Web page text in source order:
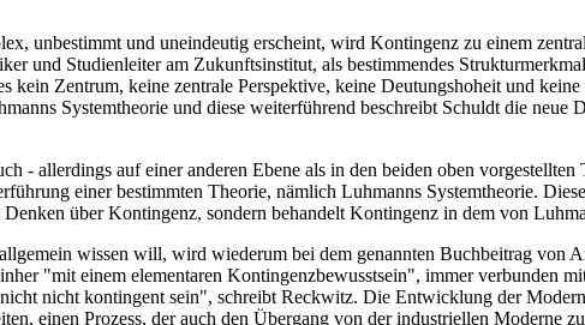
unbestimmt und uneindeutig erscheint, wird Kontingenz zu einem
und Studienleiter am Zukunftsinstitut, als bestimmendes
kein Zentrum, keine zentrale Perspektive, keine Deutungshoheit und
Systemtheorie und diese weiterführend beschreibt Schuldt die neue
- allerdings auf einer anderen Ebene als in den beiden oben
einer bestimmten Theorie, nämlich Luhmanns Systemtheorie.
über Kontingenz, sondern behandelt Kontingenz in dem von
wissen will, wird wiederum bei dem genannten Buchbeitrag von
"mit einem elementaren Kontingenzbewusstsein", immer verbunden
nicht kontingent sein", schreibt Reckwitz. Die Entwicklung der
einen Prozess, der auch den Übergang von der industriellen Moderne